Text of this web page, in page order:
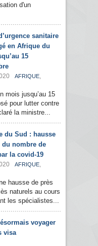
d'un
sanitaire
en Afrique du
15
AFRIQUE,
mois jusqu’au 15
pour lutter contre
la ministre...
du Sud : hausse
du nombre de
la covid-19
AFRIQUE,
hausse de près
naturels au cours
les spécialistes...
voyager
visa